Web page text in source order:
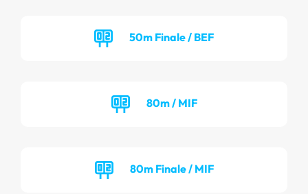
50m Finale / BEF
80m / MIF
80m Finale / MIF